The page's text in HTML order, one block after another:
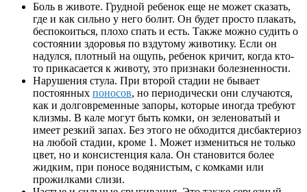
Боль в животе. Грудной ребенок еще не может сказать,
где и как сильно у него болит. Он будет просто плакать,
беспокоиться, плохо спать и есть. Также можно судить о
состоянии здоровья по вздутому животику. Если он
надулся, плотный на ощупь, ребенок кричит, когда кто-
то прикасается к животу, это признаки болезненности.
Нарушения стула. При второй стадии не бывает
постоянных поносов, но периодически они случаются,
как и долговременные запоры, которые иногда требуют
клизмы. В кале могут быть комки, он зеленоватый и
имеет резкий запах. Без этого не обходится дисбактериоз
на любой стадии, кроме 1. Может измениться не только
цвет, но и консистенция кала. Он становится более
жидким, при поносе водянистым, с комками или
прожилками слизи.